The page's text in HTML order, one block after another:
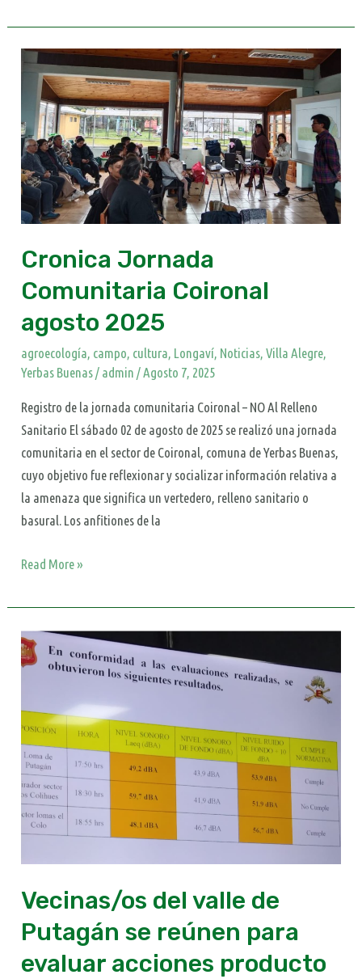
Cronica Jornada
Comunitaria Coironal
agosto 2025
agroecología, campo, cultura, Longaví, Noticias,Villa Alegre,
Yerbas Buenas/ admin/Agosto 7, 2025
Registro de la jornada comunitaria Coironal – NO Al Relleno
Sanitario El sábado 02 de agosto de 2025 se realizó una jornada
comunitaria en el sector de Coironal, comuna de Yerbas Buenas,
cuyo objetivo fue reflexionar y socializar información relativa a
la amenaza que significa un vertedero, relleno sanitario o
basural. Los anfitiones de la
Cronica
Jornada
Comunitaria
Coironal
agosto
2025
Read More »
Vecinas/os del valle de
Putagán se reúnen para
evaluar acciones producto
Vecinas/os
del
de
Putagán
se
reúnen
para
evaluar
producto
nuevos
incumplimientos
de